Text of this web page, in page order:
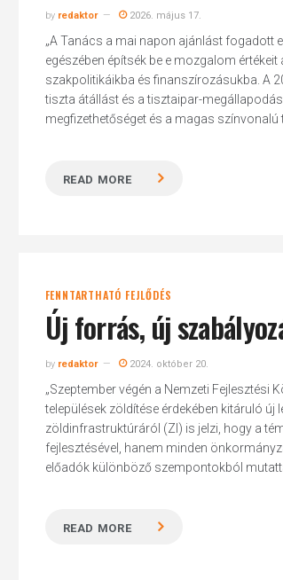
Hit enter to search or ESC to
by redaktor 2026. május 17.
„A Tanács a mai napon ajánlást fogadott
egészében építsék be e mozgalom
szakpolitikáikba és finanszírozásukba. A
tiszta átállást és a tisztaipar-
megfizethetőséget és a magas színvonalú
READ MORE
FENNTARTHATÓ FEJLŐDÉS
Új forrás, új
by redaktor 2024. október 20.
„Szeptember végén a Nemzeti Fejlesztési
települések zöldítése érdekében kitáruló új
zöldinfrastruktúráról (ZI) is jelzi, hogy a
fejlesztésével, hanem minden
előadók különböző szempontokból
READ MORE